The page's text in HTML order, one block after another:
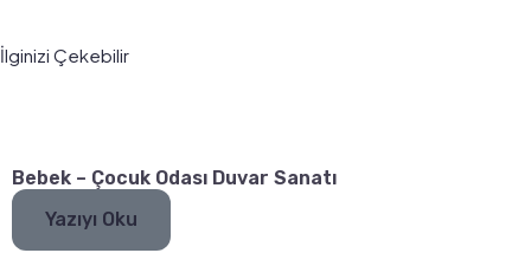
İlginizi Çekebilir
Bebek – Çocuk Odası Duvar Sanatı
Yazıyı Oku